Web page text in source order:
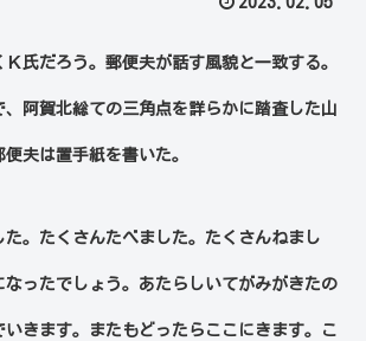
氏だろう。郵便夫が話す風貌と一致する。
、阿賀北総ての三角点を詳らかに踏査した山
夫は置手紙を書いた。
た。たくさんたべました。たくさんねまし
なったでしょう。あたらしいてがみがきたの
いきます。またもどったらここにきます。こ